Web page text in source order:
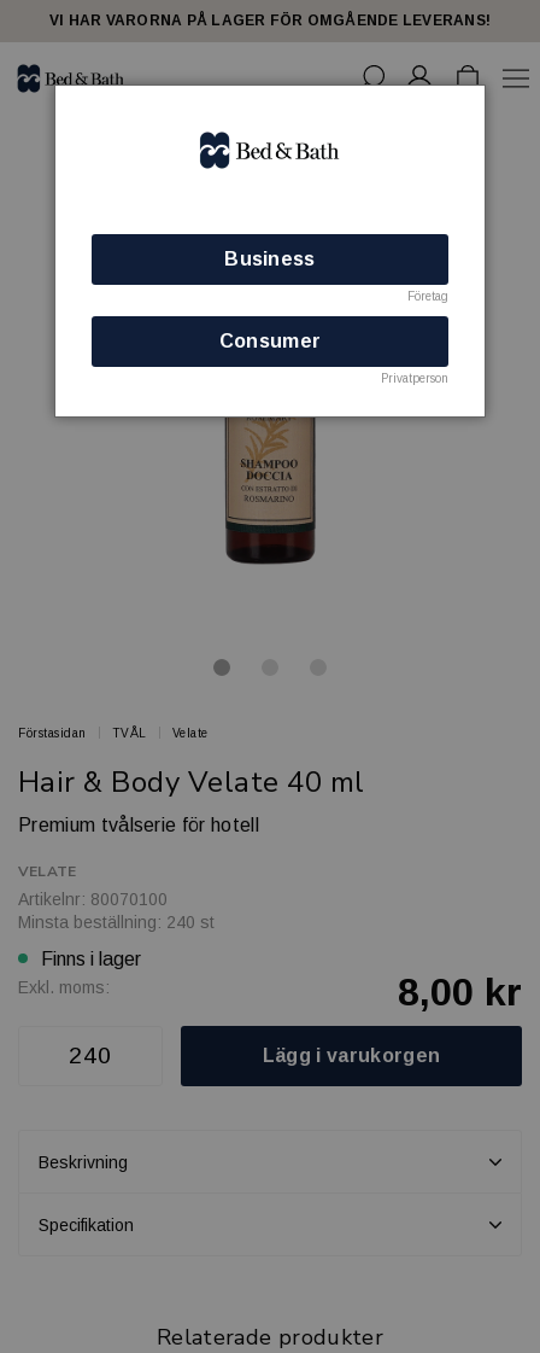
VI HAR VARORNA PÅ LAGER FÖR OMGÅENDE LEVERANS!
Förstasidan TVÅL Velate
Hair & Body Velate 40 ml
Premium tvålserie för hotell
VELATE
Artikelnr: 80070100
Minsta beställning: 240 st
Finns i lager
Exkl. moms: 8,00 kr
Lägg i varukorgen
Beskrivning
Specifikation
Relaterade produkter
Business
Företag
Consumer
Privatperson